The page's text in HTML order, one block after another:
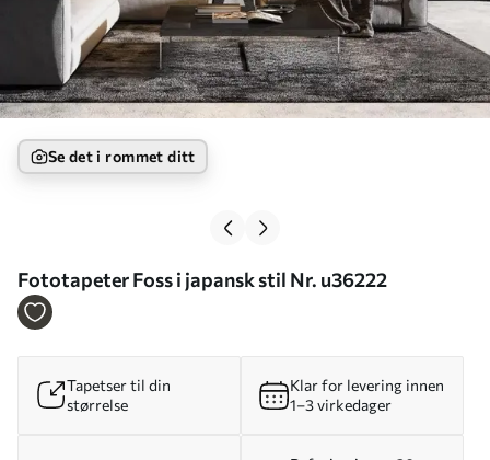
Se det i rommet ditt
Fototapeter Foss i japansk stil Nr. u36222
Tapetser til din
størrelse
Klar for levering innen
1–3 virkedager